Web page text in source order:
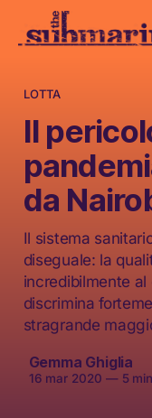
LOTTA
Il
da
Il sistema
diseguale: la
incredibilmente
discrimina
stragrande
Gemma Ghiglia
16 mar 2020 —5